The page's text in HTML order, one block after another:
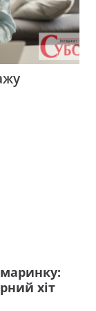
хіт